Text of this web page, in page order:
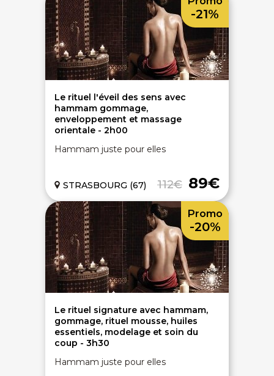
Le rituel l'éveil des sens avec
hammam gommage,
enveloppement et massage
orientale - 2h00
Hammam juste pour elles
112€ 89€
STRASBOURG (67)
-21%
Le rituel signature avec hammam,
gommage, rituel mousse, huiles
essentiels, modelage et soin du
coup - 3h30
Hammam juste pour elles
Promo
-20%